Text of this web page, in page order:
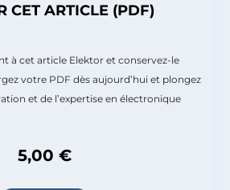
CET ARTICLE (PDF)
à cet article Elektor et conservez-le
votre PDF dès aujourd’hui et plongez
et de l’expertise en électronique
5,00 €